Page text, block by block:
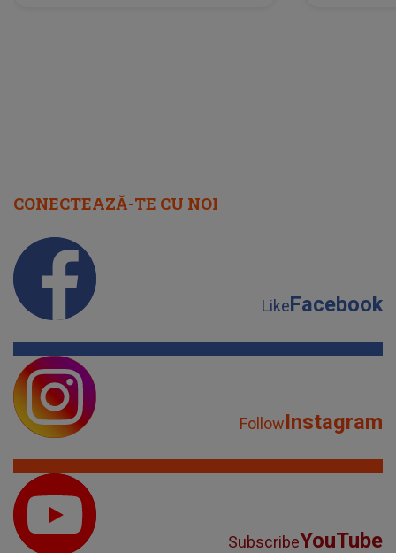
CONECTEAZĂ-TE CU NOI
LikeFacebook
FollowInstagram
SubscribeYouTube